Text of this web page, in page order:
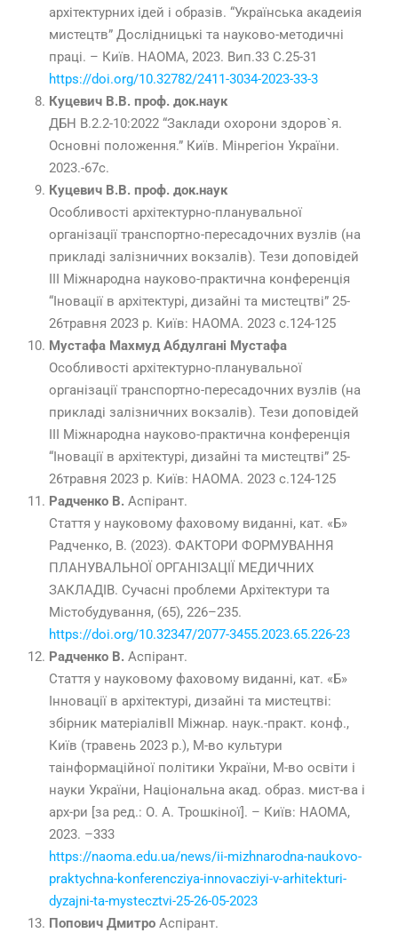
архітектурних ідей і образів. “Українська акадеиія
мистецтв” Дослідницькі та науково-методичні
праці. – Київ. НАОМА, 2023. Вип.33 С.25-31
https://doi.org/10.32782/2411-3034-2023-33-3
Куцевич В.В. проф. док.наук
ДБН В.2.2-10:2022 “Заклади охорони здоров`я.
Основні положення.” Київ. Мінрегіон України.
2023.-67с.
Куцевич В.В. проф. док.наук
Особливості архітектурно-планувальної
організації транспортно-пересадочних вузлів (на
прикладі залізничних вокзалів). Тези доповідей
III Міжнародна науково-практична конференція
“Іновації в архітектурі, дизайні та мистецтві” 25-
26травня 2023 р. Київ: НАОМА. 2023 с.124-125
Мустафа Махмуд Абдулгані Мустафа
Особливості архітектурно-планувальної
організації транспортно-пересадочних вузлів (на
прикладі залізничних вокзалів). Тези доповідей
III Міжнародна науково-практична конференція
“Іновації в архітектурі, дизайні та мистецтві” 25-
26травня 2023 р. Київ: НАОМА. 2023 с.124-125
Радченко В. Аспірант.
Стаття у науковому фаховому виданні, кат. «Б»
Радченко, В. (2023). ФАКТОРИ ФОРМУВАННЯ
ПЛАНУВАЛЬНОЇ ОРГАНІЗАЦІЇ МЕДИЧНИХ
ЗАКЛАДІВ. Сучасні проблеми Архітектури та
Містобудування, (65), 226–235.
https://doi.org/10.32347/2077-3455.2023.65.226-23
Радченко В. Аспірант.
Стаття у науковому фаховому виданні, кат. «Б»
Інновації в архітектурі, дизайні та мистецтві:
збірник матеріалівІІ Міжнар. наук.-практ. конф.,
Київ (травень 2023 р.), М-во культури
таінформаційної політики України, М-во освіти і
науки України, Національна акад. образ. мист-ва і
арх-ри [за ред.: О. А. Трошкіної]. – Київ: НАОМА,
2023. –333
https://naoma.edu.ua/news/ii-mizhnarodna-naukovo-
praktychna-konferencziya-innovacziyi-v-arhitekturi-
dyzajni-ta-mystecztvi-25-26-05-2023
Попович Дмитро Аспірант.